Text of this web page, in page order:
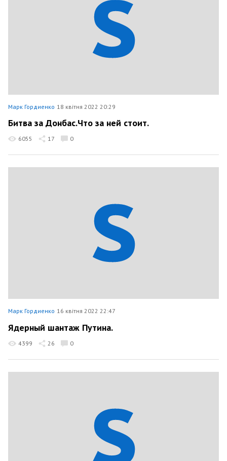
Марк Гордиенко 18 квітня 2022 20:29
Битва за Донбас.Что за ней стоит.
6055 17 0
Марк Гордиенко 16 квітня 2022 22:47
Ядерный шантаж Путина.
4399 26 0